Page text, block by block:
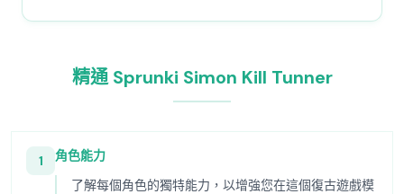
精通 Sprunki Simon Kill Tunner
1
角色能力
了解每個角色的獨特能力，以增強您在這個復古遊戲模